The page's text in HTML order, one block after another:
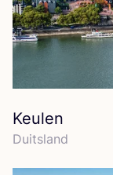
Keulen
Duits­land